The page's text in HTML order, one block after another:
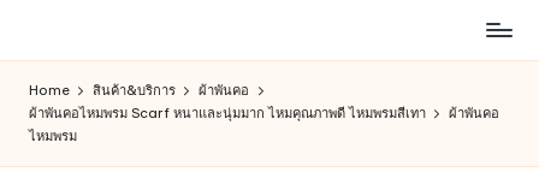
content
สินค้า
ออนไลน์
Home สินค้า&บริการ
ผ้าพันคอ
ผ้าพันคอไหมพรม Scarf หนาและนุ่มมาก ไหมคุณภาพดี ไหมพรมสีเทา
ผ้าพันคอ
ไหมพรม